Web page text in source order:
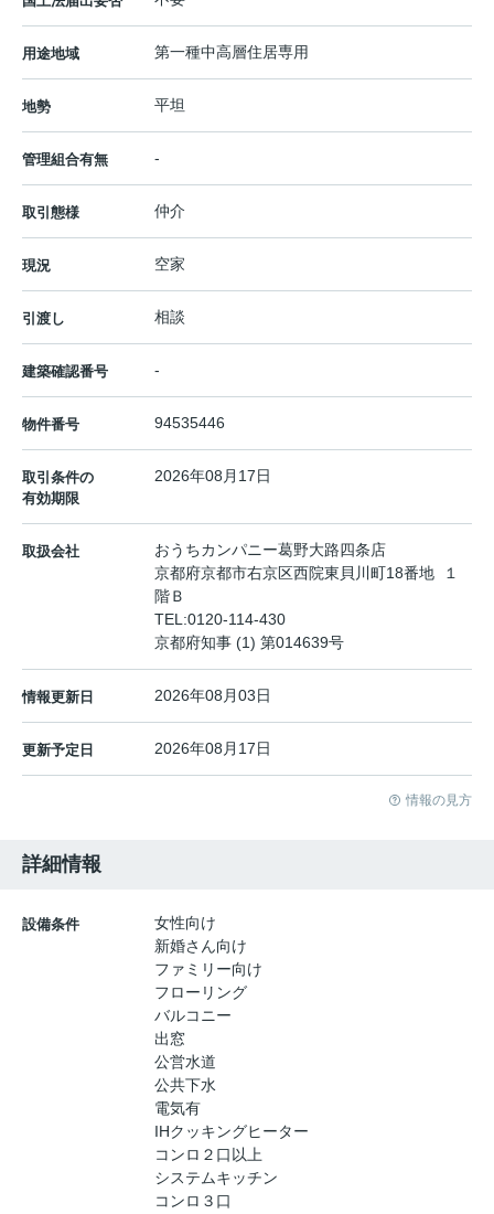
用途地域 第一種中高層住居専用
地勢 平坦
管理組合有無 -
取引態様 仲介
現況 空家
引渡し 相談
建築確認番号 -
物件番号 94535446
取引条件の
有効期限
2026年08月17日
取扱会社
おうちカンパニー葛野大路四条店
京都府京都市右京区西院東貝川町18番地 １
階Ｂ
TEL:0120-114-430
京都府知事 (1) 第014639号
情報更新日 2026年08月03日
更新予定日 2026年08月17日
情報の見方
詳細情報
設備条件
女性向け
新婚さん向け
ファミリー向け
フローリング
バルコニー
出窓
公営水道
公共下水
電気有
IHクッキングヒーター
コンロ２口以上
システムキッチン
コンロ３口